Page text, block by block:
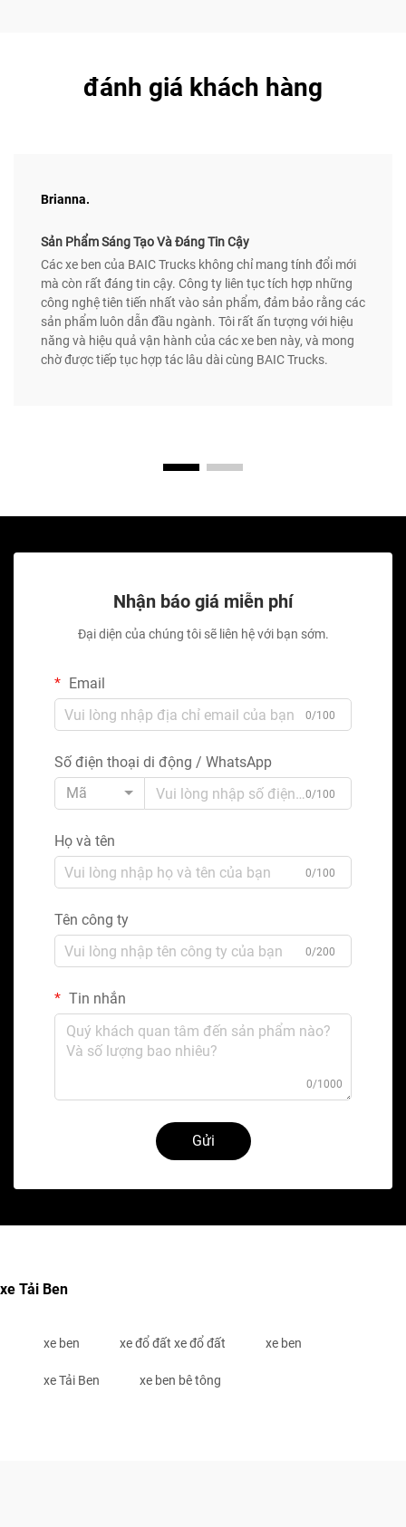
đánh giá khách hàng
Brianna.
Sản Phẩm Sáng Tạo Và Đáng Tin Cậy
Các xe ben của BAIC Trucks không chỉ mang tính đổi mới
mà còn rất đáng tin cậy. Công ty liên tục tích hợp những
công nghệ tiên tiến nhất vào sản phẩm, đảm bảo rằng các
sản phẩm luôn dẫn đầu ngành. Tôi rất ấn tượng với hiệu
năng và hiệu quả vận hành của các xe ben này, và mong
chờ được tiếp tục hợp tác lâu dài cùng BAIC Trucks.
Nhận báo giá miễn phí
Đại diện của chúng tôi sẽ liên hệ với bạn sớm.
Email
0/100
Số điện thoại di động / WhatsApp
Mã
0/100
Họ và tên
0/100
Tên công ty
0/200
Tin nhắn
0/1000
Gửi
xe Tải Ben
xe ben xe đổ đất xe đổ đất xe ben
xe Tải Ben xe ben bê tông